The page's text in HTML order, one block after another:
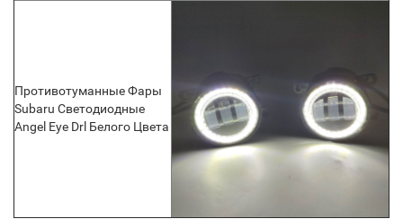
Противотуманные Фары
Subaru Светодиодные
Angel Eye Drl Белого Цвета